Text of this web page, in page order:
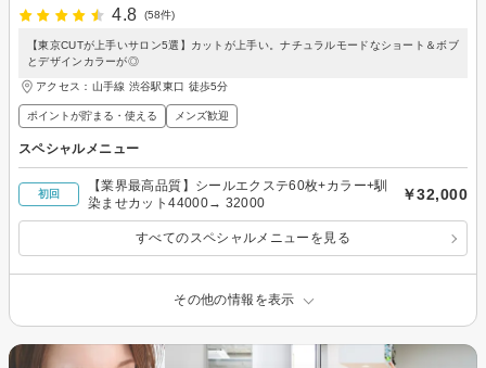
4.8
(58件)
【東京CUTが上手いサロン5選】カットが上手い。ナチュラルモードなショート＆ボブ
とデザインカラーが◎
アクセス：山手線 渋谷駅東口 徒歩5分
ポイントが貯まる・使える メンズ歓迎
スペシャルメニュー
初回
【業界最高品質】シールエクステ60枚+カラー+馴
染ませカット44000→ 32000
￥32,000
すべてのスペシャルメニューを見る
その他の情報を表示